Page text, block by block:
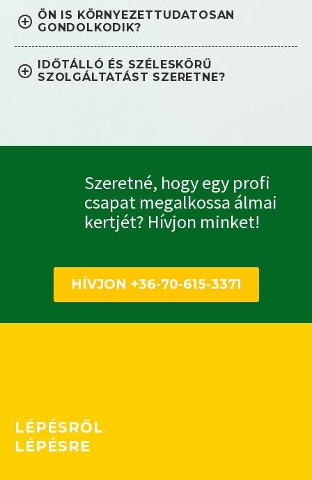
ÖN IS KÖRNYEZETTUDATOSAN
GONDOLKODIK?
IDŐTÁLLÓ ÉS SZÉLESKÖRŰ
SZOLGÁLTATÁST SZERETNE?
Szeretné, hogy egy profi
csapat megalkossa álmai
kertjét? Hívjon minket!
HÍVJON +36-70-615-3371
LÉPÉSRŐL
LÉPÉSRE